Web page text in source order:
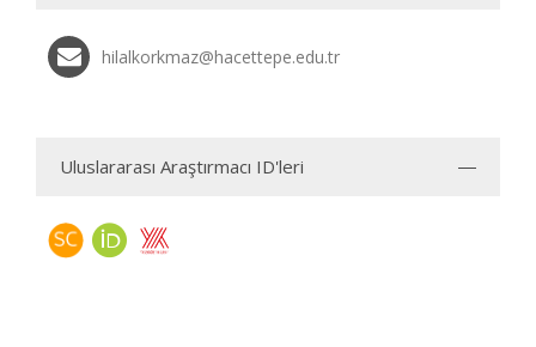
hilalkorkmaz@hacettepe.edu.tr
Uluslararası Araştırmacı ID'leri